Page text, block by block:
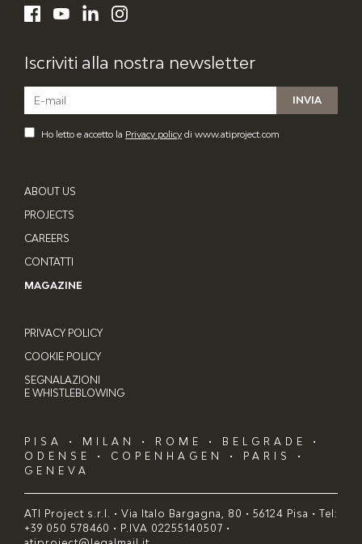
ABOUT US
PROJECTS
CAREERS
CONTATTI
MAGAZINE
PRIVACY POLICY
COOKIE POLICY
SEGNALAZIONI
E WHISTLEBLOWING
Facebook
YouTubeLinkedInInstagram
Iscriviti alla nostra newsletter
Ho letto e accetto la Privacy policy di www.atiproject.com
PISA • MILAN • ROME • BELGRADE •
ODENSE • COPENHAGEN • PARIS •
GENEVA
ATI Project s.r.l. • Via Italo Bargagna, 80 • 56124 Pisa • Tel:
+39 050 578460 • P.IVA 02255140507 •